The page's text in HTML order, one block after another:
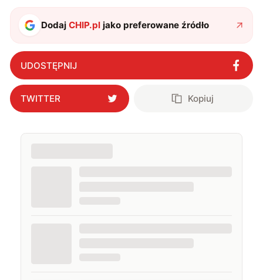
DodajCHIP.pl jako preferowane źródło
UDOSTĘPNIJ
TWITTER Kopiuj